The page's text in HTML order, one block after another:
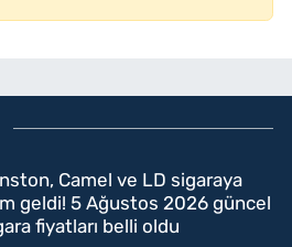
Camel ve LD sigaraya
geldi! 5 Ağustos 2026 güncel
fiyatları belli oldu